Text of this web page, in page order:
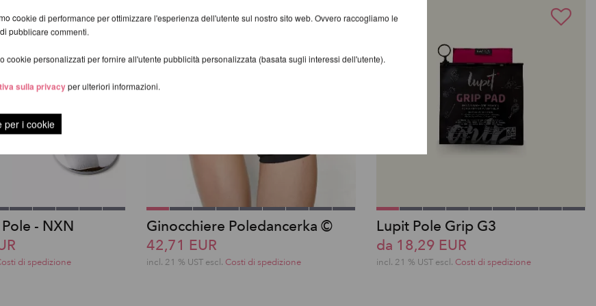
- NXN
di spedizione
Ginocchiere Poledancerka ©
42,71 EUR
incl. 21 % UST escl. Costi di spedizione
Lupit Pole Grip G3
da 18,29 EUR
incl. 21 % UST escl. Costi di spedizione
cookie di performance per ottimizzare l'esperienza dell'utente sul nostro sito web. Ovvero raccogliamo le
pubblicare commenti.
cookie personalizzati per fornire all'utente pubblicità personalizzata (basata sugli interessi dell'utente).
sulla privacy per ulteriori informazioni.
per i cookie